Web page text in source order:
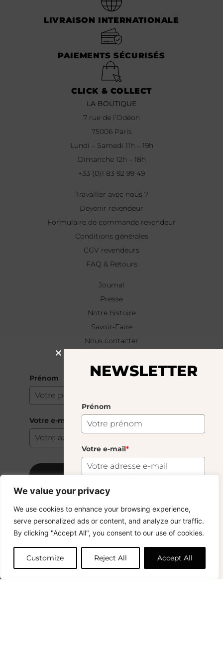
We value your privacy
We use cookies to enhance your browsing experience,
serve personalized ads or content, and analyze our traffic.
By clicking "Accept All", you consent to our use of cookies.
Customize Reject All Accept All
Murano Moyen Bougie Olive
LIVRAISON INTERNATIONALE
PAIEMENTS SÉCURISÉS
CLICK & COLLECT
LA BOUTIQUE
7 rue de l’Odéon
75006 Paris
Lundi – Samedi 11h – 19h
Dimanche 12h – 18h
+33 (0)1 83 92 99 49
Travailler avec nous ?
Devenir revendeur
Formulaire de commande revendeur
Conditions générales
CGV revendeurs
FAQ & Retours
Journal
Presse
Notre histoire
Savoir-Faire
Nous contacter
Prénom
Votre e-mail
S'abonner
Copyright © 2024 – © La Soufflerie.
Toutes les créations, tous les designs et tous les contenus sont
protégés par le droit d’auteur et le droit des marques.
Photos non contractuelles.
NEWSLETTER
Prénom
Votre e-mail*
Vous voulez rester informé ? Inscrivez-vous